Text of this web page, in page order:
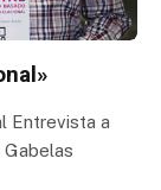
Entrevista a